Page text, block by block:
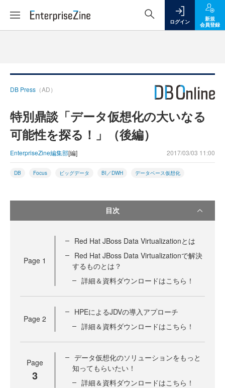
ログイン
新規
会員登録
DB Press （AD）
特別鼎談「データ仮想化の大いなる
可能性を探る！」（後編）
EnterpriseZine編集部[編] 2017/03/03 11:00
DB Focus ビッグデータ BI／DWH データベース仮想化
目次
Page 1
Red Hat JBoss Data Virtualizationとは
Red Hat JBoss Data Virtualizationで解決
するものとは？
詳細＆資料ダウンロードはこちら！
Page 2
HPEによるJDVの導入アプローチ
詳細＆資料ダウンロードはこちら！
Page
3
データ仮想化のソリューションをもっと
知ってもらいたい！
詳細＆資料ダウンロードはこちら！